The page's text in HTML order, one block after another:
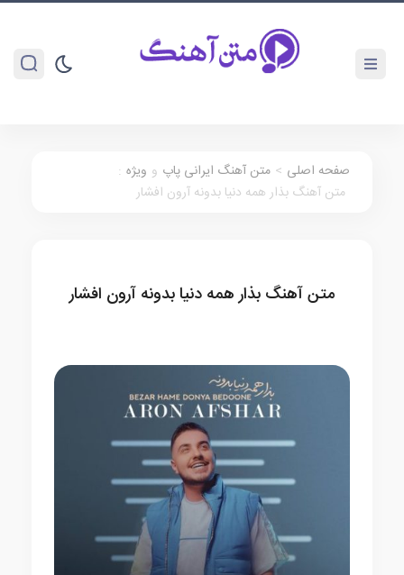
صفحه اصلی > متن آهنگ ایرانی پاپ و ویژه :
متن آهنگ بذار همه دنیا بدونه آرون افشار
متن آهنگ بذار همه دنیا بدونه آرون افشار